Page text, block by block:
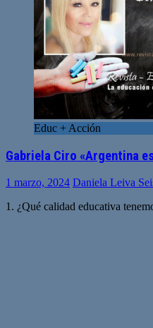
Educ + Acción
Gabriela Ciro «Argentina
1 marzo, 2024 Daniela Leiva
1. ¿Qué calidad educativa